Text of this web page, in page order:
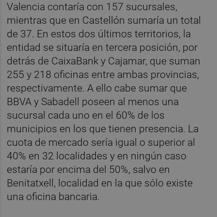
Valencia contaría con 157 sucursales,
mientras que en Castellón sumaría un total
de 37. En estos dos últimos territorios, la
entidad se situaría en tercera posición, por
detrás de CaixaBank y Cajamar, que suman
255 y 218 oficinas entre ambas provincias,
respectivamente. A ello cabe sumar que
BBVA y Sabadell poseen al menos una
sucursal cada uno en el 60% de los
municipios en los que tienen presencia. La
cuota de mercado sería igual o superior al
40% en 32 localidades y en ningún caso
estaría por encima del 50%, salvo en
Benitatxell, localidad en la que sólo existe
una oficina bancaria.